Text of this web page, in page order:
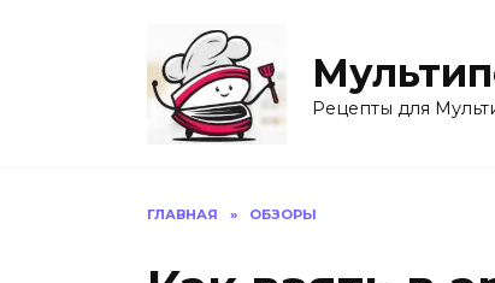
Рецепты для
ГЛАВНАЯ » ОБЗОРЫ